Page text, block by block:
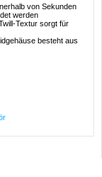
von Sekunden
werden
Textur sorgt für
besteht aus